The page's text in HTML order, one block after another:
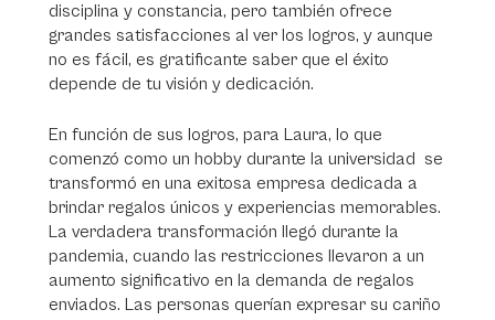
disciplina y constancia, pero también ofrece
grandes satisfacciones al ver los logros, y aunque
no es fácil, es gratificante saber que el éxito
depende de tu visión y dedicación.
En función de sus logros, para Laura, lo que
comenzó como un hobby durante la universidad se
transformó en una exitosa empresa dedicada a
brindar regalos únicos y experiencias memorables.
La verdadera transformación llegó durante la
pandemia, cuando las restricciones llevaron a un
aumento significativo en la demanda de regalos
enviados. Las personas querían expresar su cariño